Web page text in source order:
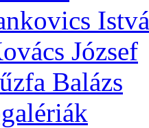
Jó­zsef
Ba­lázs